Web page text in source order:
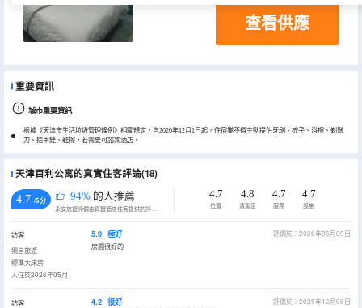
查看供應
重要資訊
城市重要資訊
根據《天津市生活垃圾管理條例》相關規定，自2020年12月1日起，住宿業不得主動提供牙刷、梳子、浴擦、剃鬚
刀、指甲銼、鞋擦，若需要可諮詢酒店。
天津百利公寓的真實住客評論(18)
4.7 /5分 94% 的人推薦
永安旅遊評價由真實酒店住客提供的評價。
4.7
位置
4.8
清潔度
4.7
服務
4.7
設施
訪客
獨自旅遊
標準大床房
入住於2026年05月
5.0 極好
評價於：2026年05月09日
房間很好的
訪客
4.2 很好
評價於：2025年12月08日